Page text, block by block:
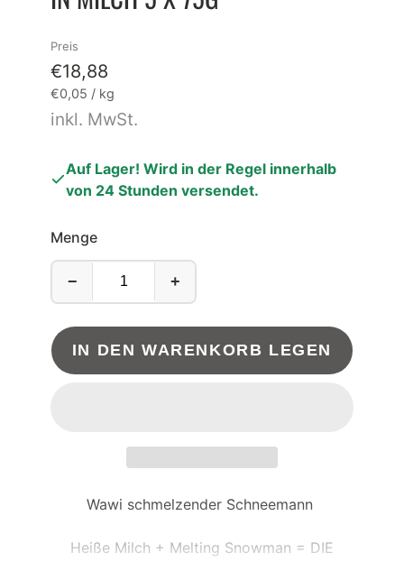
Preis
€18,88
Grundpreis
€0,05 / pro
kg
inkl. MwSt.
Auf Lager! Wird in der Regel innerhalb
von 24 Stunden versendet.
Menge
− +
IN DEN WARENKORB LEGEN
Wawi schmelzender Schneemann
Heiße Milch + Melting Snowman = DIE